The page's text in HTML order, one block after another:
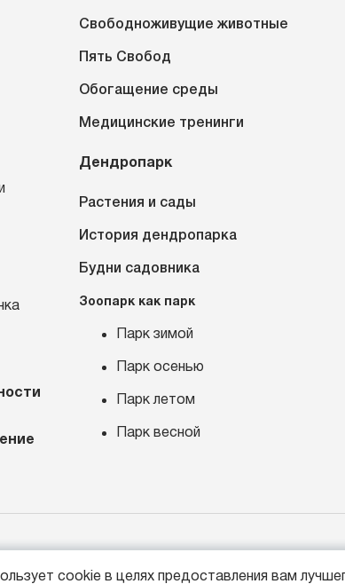
cookie в целях предоставления вам
Свободноживущие животные
Пять Свобод
Обогащение среды
Медицинские тренинги
Дендропарк
Растения и сады
История дендропарка
Будни садовника
Зоопарк как парк
Парк зимой
Парк осенью
Парк летом
Парк весной